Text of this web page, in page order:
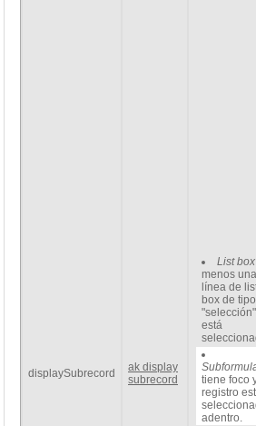
displaySubrecord
ak display
subrecord
List box
menos una
línea de
box de tipo
"selección"
está
tiene foco
registro
adentro.